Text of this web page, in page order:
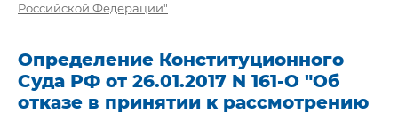
Российской Федерации"
Определение Конституционного
Суда РФ от 26.01.2017 N 161-О "Об
отказе в принятии к рассмотрению